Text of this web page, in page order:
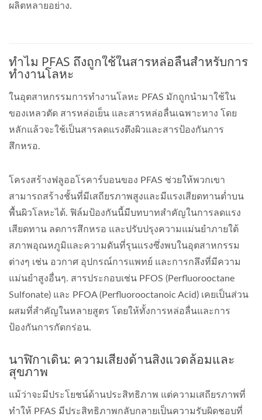
ผลิตหลายอย่าง.
ทำไม PFAS ถึงถูกใช้ในสารหล่อลื่นสำหรับการ
ทำงานโลหะ
ในอุตสาหกรรมการทำงานโลหะ PFAS มักถูกนำมาใช้ใน
ของเหลวตัด สารหล่อเย็น และสารหล่อลื่นเฉพาะทาง โดย
หลักแล้วจะใช้เป็นสารลดแรงตึงผิวและสารป้องกันการ
สึกหรอ.
โครงสร้างฟลูออโรคาร์บอนของ PFAS ช่วยให้พวกเขา
สามารถสร้างชั้นที่มีเสถียรภาพสูงและมีแรงเสียดทานต่ำบน
พื้นผิวโลหะได้. ฟิล์มป้องกันนี้มีบทบาทสำคัญในการลดแรง
เสียดทาน ลดการสึกหรอ และปรับปรุงความแม่นยำภายใต้
สภาพอุณหภูมิและความดันที่รุนแรงซึ่งพบในอุตสาหกรรม
ต่างๆ เช่น อวกาศ อุปกรณ์การแพทย์ และการกลึงที่มีความ
แม่นยำสูงอื่นๆ. สารประกอบเช่น PFOS (Perfluorooctane
Sulfonate) และ PFOA (Perfluorooctanoic Acid) เคยเป็นส่วน
ผสมที่สำคัญในหลายสูตร โดยให้ทั้งการหล่อลื่นและการ
ป้องกันการกัดกร่อน.
นาฬิกาเดิน: ความเสี่ยงด้านสิ่งแวดล้อมและ
สุขภาพ
แม้ว่าจะมีประโยชน์ด้านประสิทธิภาพ แต่ความเสถียรภาพที่
ทำให้ PFAS มีประสิทธิภาพกลับกลายเป็นความรับผิดชอบที่